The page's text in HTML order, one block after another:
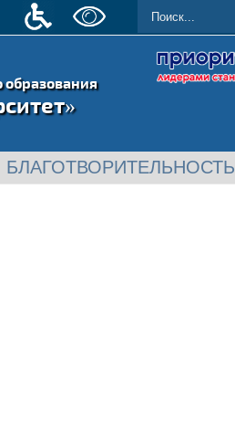
образования
БЛАГОТВОРИТЕЛЬНОСТЬ